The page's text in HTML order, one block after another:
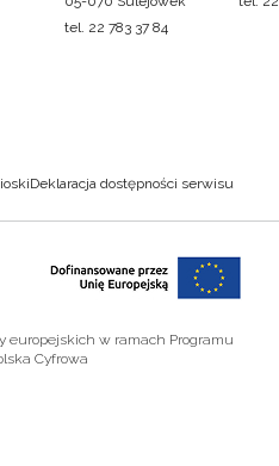
tel. 22 783 37 84
Deklaracja dostępności serwisu
europejskich w ramach Programu
Cyfrowa